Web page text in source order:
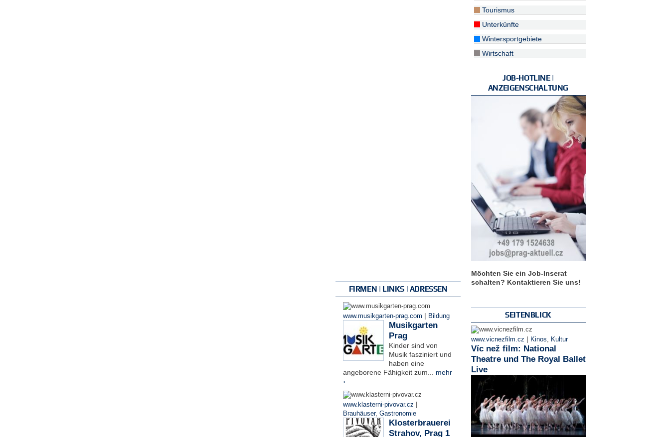
FIRMEN | LINKS | ADRESSEN
www.musikgarten-prag.com | Bildung
Musikgarten
Prag
Kinder sind von
Musik fasziniert und
haben eine
angeborene Fähigkeit zum... mehr
›
www.klasterni-pivovar.cz |
Brauhäuser, Gastronomie
Klosterbrauerei
Strahov, Prag 1
Tourismus
Unterkünfte
Wintersportgebiete
Wirtschaft
JOB-HOTLINE |
ANZEIGENSCHALTUNG
Möchten Sie ein Job-Inserat
schalten? Kontaktieren Sie uns!
SEITENBLICK
www.vicnezfilm.cz | Kinos Kultur
Víc než film: National
Theatre und The Royal Ballet
Live